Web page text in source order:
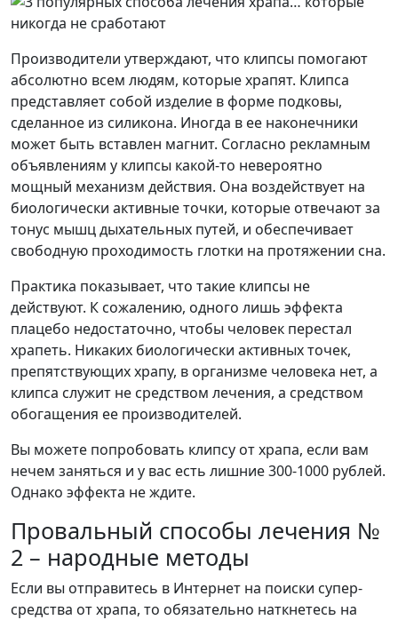
Производители утверждают, что клипсы помогают
абсолютно всем людям, которые храпят. Клипса
представляет собой изделие в форме подковы,
сделанное из силикона. Иногда в ее наконечники
может быть вставлен магнит. Согласно рекламным
объявлениям у клипсы какой-то невероятно
мощный механизм действия. Она воздействует на
биологически активные точки, которые отвечают за
тонус мышц дыхательных путей, и обеспечивает
свободную проходимость глотки на протяжении сна.
Практика показывает, что такие клипсы не
действуют. К сожалению, одного лишь эффекта
плацебо недостаточно, чтобы человек перестал
храпеть. Никаких биологически активных точек,
препятствующих храпу, в организме человека нет, а
клипса служит не средством лечения, а средством
обогащения ее производителей.
Вы можете попробовать клипсу от храпа, если вам
нечем заняться и у вас есть лишние 300-1000 рублей.
Однако эффекта не ждите.
Провальный способы лечения №
2 – народные методы
Если вы отправитесь в Интернет на поиски супер-
средства от храпа, то обязательно наткнетесь на